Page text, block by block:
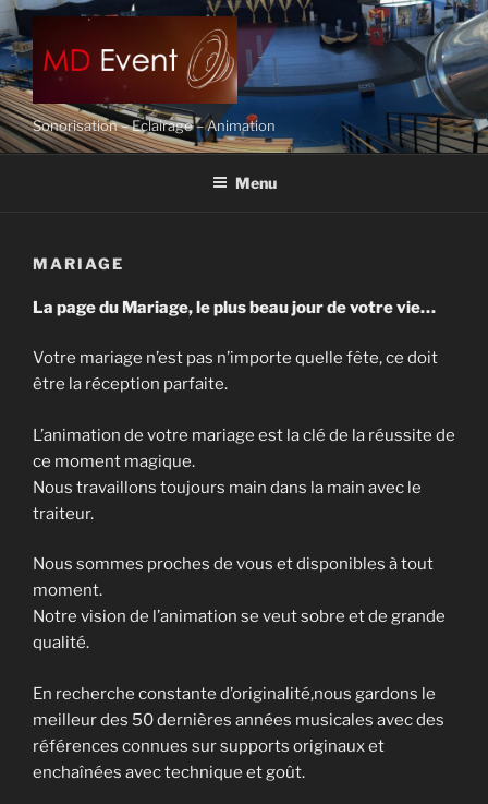
Aller
au
contenu
principal
Sonorisation – Eclairage – Animation
Menu
MARIAGE
La page du Mariage, le plus beau jour de votre vie…
Votre mariage n’est pas n’importe quelle fête, ce doit
être la réception parfaite.
L’animation de votre mariage est la clé de la réussite de
ce moment magique.
Nous travaillons toujours main dans la main avec le
traiteur.
Nous sommes proches de vous et disponibles à tout
moment.
Notre vision de l’animation se veut sobre et de grande
qualité.
En recherche constante d’originalité,nous gardons le
meilleur des 50 dernières années musicales avec des
références connues sur supports originaux et
enchaînées avec technique et goût.